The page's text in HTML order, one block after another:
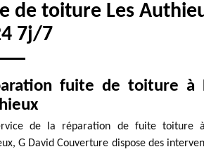
de toiture Les
7j/7
fuite de toiture à
de la réparation de fuite toiture
G David Couverture dispose des